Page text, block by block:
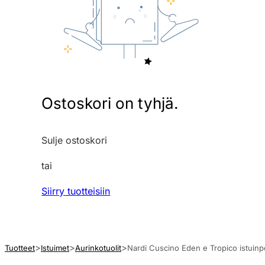
Ostoskori on tyhjä.
Sulje ostoskori
tai
Siirry tuotteisiin
Tuotteet Istuimet Aurinkotuolit Nardi Cuscino Eden e Tropico